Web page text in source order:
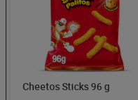
Cheetos Sticks 96 g